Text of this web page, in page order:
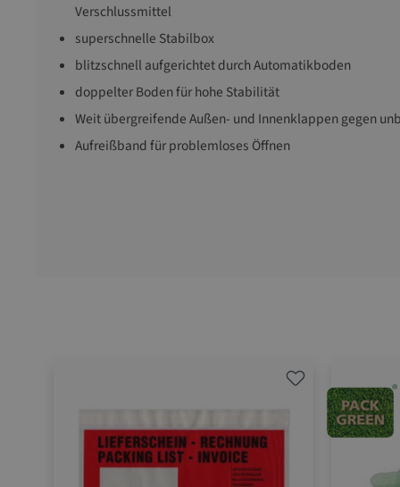
Verschlussmittel
superschnelle Stabilbox
blitzschnell aufgerichtet durch Automatikboden
doppelter Boden für hohe Stabilität
Weit übergreifende Außen- und Innenklappen gegen
Aufreißband für problemloses Öffnen